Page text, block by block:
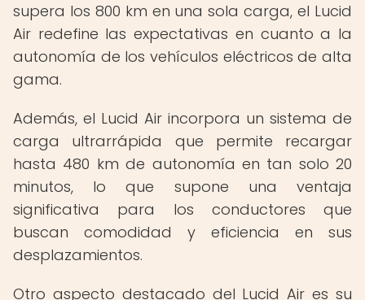
supera los 800 km en una sola carga, el Lucid
Air redefine las expectativas en cuanto a la
autonomía de los vehículos eléctricos de alta
gama.
Además, el Lucid Air incorpora un sistema de
carga ultrarrápida que permite recargar
hasta 480 km de autonomía en tan solo 20
minutos, lo que supone una ventaja
significativa para los conductores que
buscan comodidad y eficiencia en sus
desplazamientos.
Otro aspecto destacado del Lucid Air es su